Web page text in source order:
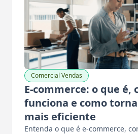
Comercial Vendas
E-commerce: o que é,
funciona e como
mais eficiente
Entenda o que é e-commerce,